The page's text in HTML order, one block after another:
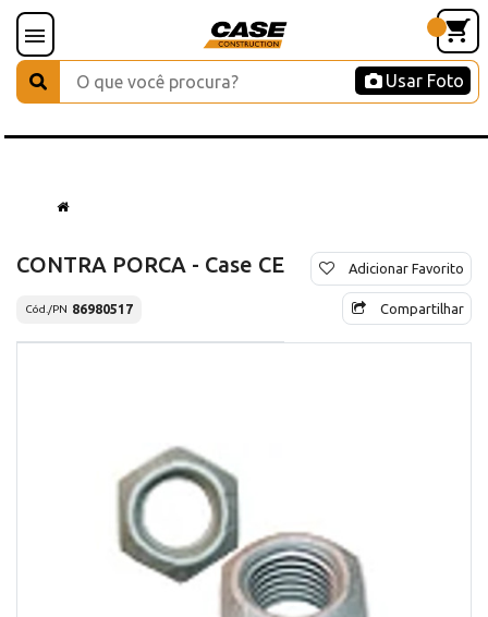
Usar Foto
CONTRA PORCA - Case CE
Cód./PN 86980517
Adicionar Favorito
Compartilhar